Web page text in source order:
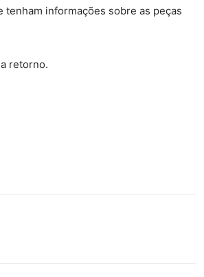
informações sobre as peças
retorno.